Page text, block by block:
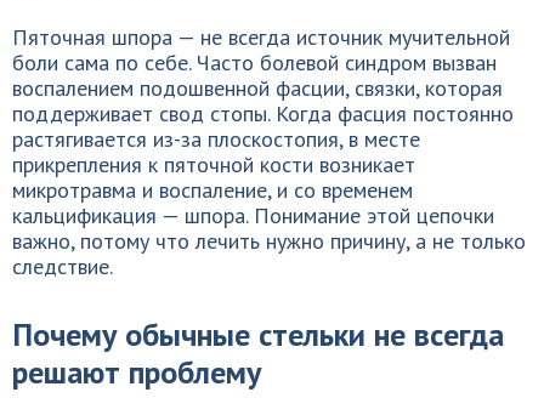
Пяточная шпора — не всегда источник мучительной
боли сама по себе. Часто болевой синдром вызван
воспалением подошвенной фасции, связки, которая
поддерживает свод стопы. Когда фасция постоянно
растягивается из-за плоскостопия, в месте
прикрепления к пяточной кости возникает
микротравма и воспаление, и со временем
кальцификация — шпора. Понимание этой цепочки
важно, потому что лечить нужно причину, а не только
следствие.
Почему обычные стельки не всегда
решают проблему